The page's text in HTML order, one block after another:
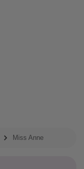
Miss Anne